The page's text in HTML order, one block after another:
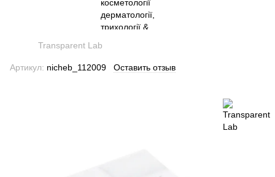
Transparent Lab
Артикул: nicheb_112009 Оставить отзыв